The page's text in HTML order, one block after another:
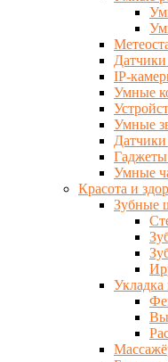
IP-
Умные
Умные
Умные
Красота и
Зубные
Укладка